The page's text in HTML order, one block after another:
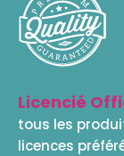
Licencié
tous les
licences